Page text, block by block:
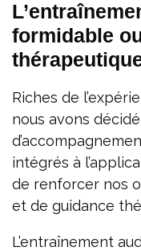
formidable
Riches de
nous avons
intégrés à
de renforcer nos
et de guidance
L’entraînement